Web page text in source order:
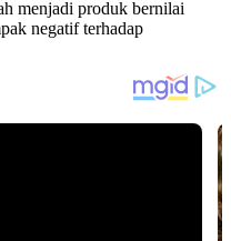
menjadi produk bernilai
negatif terhadap